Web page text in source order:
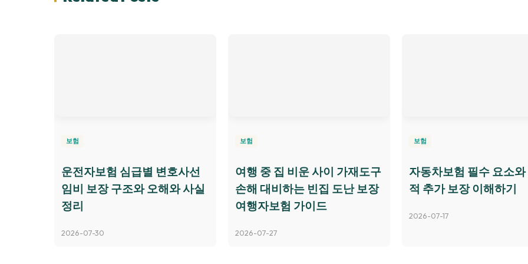
보험
운전자보험 심급별 변호사선
임비 보장 구조와 오해와 사실
정리
2026-07-30
보험
여행 중 집 비운 사이 가재도구
손해 대비하는 빈집 도난 보장
여행자보험 가이드
2026-07-27
보험
자동차보험 필수 요소
적 추가 보장 이해하기
2026-07-17